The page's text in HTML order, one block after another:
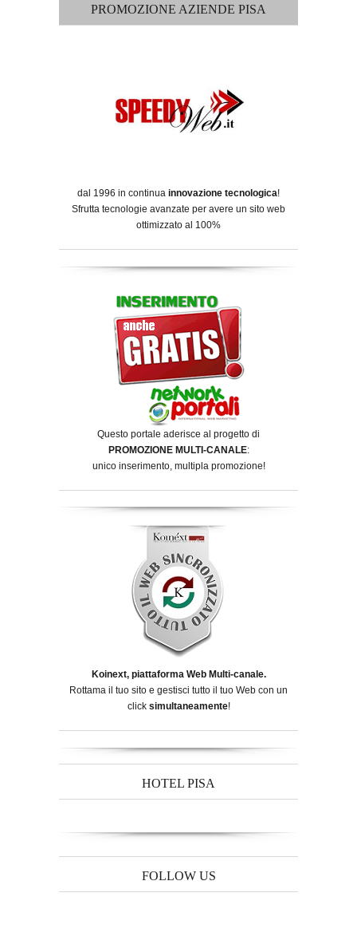
PROMOZIONE AZIENDE PISA
dal 1996 in continua innovazione tecnologica!
Sfrutta tecnologie avanzate per avere un sito web
ottimizzato al 100%
Questo portale aderisce al progetto di
PROMOZIONE MULTI-CANALE:
unico inserimento, multipla promozione!
Koinext, piattaforma Web Multi-canale.
Rottama il tuo sito e gestisci tutto il tuo Web con un
click simultaneamente!
HOTEL PISA
FOLLOW US